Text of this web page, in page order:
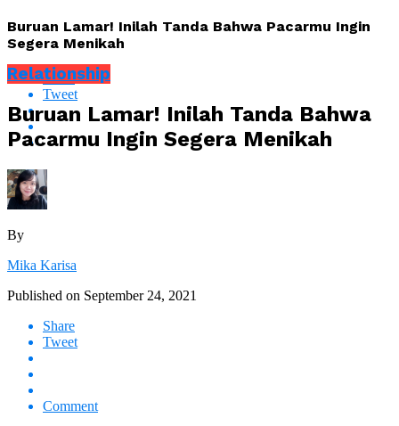
Buruan Lamar! Inilah Tanda Bahwa Pacarmu Ingin
Segera Menikah
Share
Tweet
Relationship
Buruan Lamar! Inilah Tanda Bahwa
Pacarmu Ingin Segera Menikah
By
Mika Karisa
Published on September 24, 2021
Share
Tweet
Comment